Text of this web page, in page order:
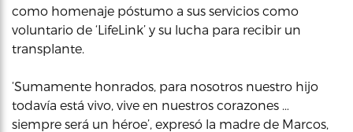
como homenaje póstumo a sus servicios como
voluntario de ‘LifeLink’ y su lucha para recibir un
transplante.
‘Sumamente honrados, para nosotros nuestro hijo
todavía está vivo, vive en nuestros corazones …
siempre será un héroe’, expresó la madre de Marcos,